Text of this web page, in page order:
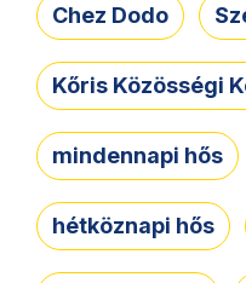
Chez Dodo
Kőris Közösségi
mindennapi hős
hétköznapi hős